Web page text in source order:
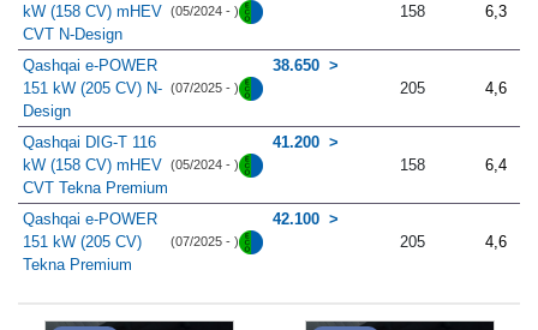
kW (158 CV) mHEV
CVT N-Design
(05/2024 - )
158
6,3
Qashqai e-POWER
151 kW (205 CV) N-
Design
(07/2025 - )
38.650
205
4,6
Qashqai DIG-T 116
kW (158 CV) mHEV
CVT Tekna Premium
(05/2024 - )
41.200
158
6,4
Qashqai e-POWER
151 kW (205 CV)
Tekna Premium
(07/2025 - )
42.100
205
4,6